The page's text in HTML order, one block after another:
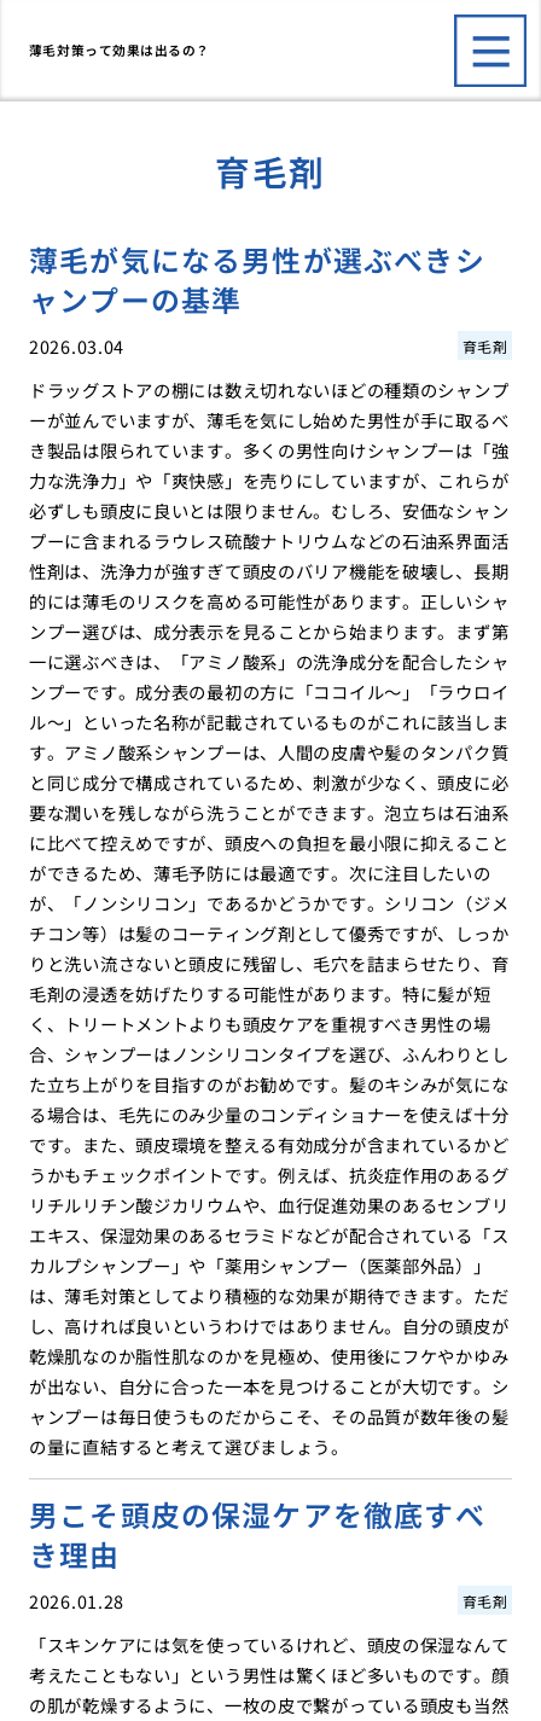
薄毛対策って効果は出るの？
育毛剤
薄毛が気になる男性が選ぶべきシ
ャンプーの基準
2026.03.04 育毛剤
ドラッグストアの棚には数え切れないほどの種類のシャンプ
ーが並んでいますが、薄毛を気にし始めた男性が手に取るべ
き製品は限られています。多くの男性向けシャンプーは「強
力な洗浄力」や「爽快感」を売りにしていますが、これらが
必ずしも頭皮に良いとは限りません。むしろ、安価なシャン
プーに含まれるラウレス硫酸ナトリウムなどの石油系界面活
性剤は、洗浄力が強すぎて頭皮のバリア機能を破壊し、長期
的には薄毛のリスクを高める可能性があります。正しいシャ
ンプー選びは、成分表示を見ることから始まります。まず第
一に選ぶべきは、「アミノ酸系」の洗浄成分を配合したシャ
ンプーです。成分表の最初の方に「ココイル〜」「ラウロイ
ル〜」といった名称が記載されているものがこれに該当しま
す。アミノ酸系シャンプーは、人間の皮膚や髪のタンパク質
と同じ成分で構成されているため、刺激が少なく、頭皮に必
要な潤いを残しながら洗うことができます。泡立ちは石油系
に比べて控えめですが、頭皮への負担を最小限に抑えること
ができるため、薄毛予防には最適です。次に注目したいの
が、「ノンシリコン」であるかどうかです。シリコン（ジメ
チコン等）は髪のコーティング剤として優秀ですが、しっか
りと洗い流さないと頭皮に残留し、毛穴を詰まらせたり、育
毛剤の浸透を妨げたりする可能性があります。特に髪が短
く、トリートメントよりも頭皮ケアを重視すべき男性の場
合、シャンプーはノンシリコンタイプを選び、ふんわりとし
た立ち上がりを目指すのがお勧めです。髪のキシみが気にな
る場合は、毛先にのみ少量のコンディショナーを使えば十分
です。また、頭皮環境を整える有効成分が含まれているかど
うかもチェックポイントです。例えば、抗炎症作用のあるグ
リチルリチン酸ジカリウムや、血行促進効果のあるセンブリ
エキス、保湿効果のあるセラミドなどが配合されている「ス
カルプシャンプー」や「薬用シャンプー（医薬部外品）」
は、薄毛対策としてより積極的な効果が期待できます。ただ
し、高ければ良いというわけではありません。自分の頭皮が
乾燥肌なのか脂性肌なのかを見極め、使用後にフケやかゆみ
が出ない、自分に合った一本を見つけることが大切です。シ
ャンプーは毎日使うものだからこそ、その品質が数年後の髪
の量に直結すると考えて選びましょう。
男こそ頭皮の保湿ケアを徹底すべ
き理由
2026.01.28 育毛剤
「スキンケアには気を使っているけれど、頭皮の保湿なんて
考えたこともない」という男性は驚くほど多いものです。顔
の肌が乾燥するように、一枚の皮で繋がっている頭皮も当然